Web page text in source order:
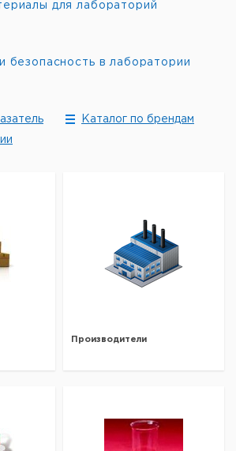
для лабораторий
безопасность в лаборатории
Каталог по брендам
Производители